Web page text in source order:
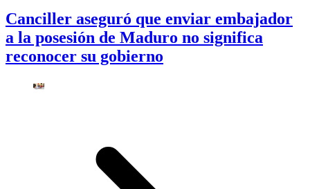
Canciller aseguró que enviar embajador
a la posesión de Maduro no significa
reconocer su gobierno